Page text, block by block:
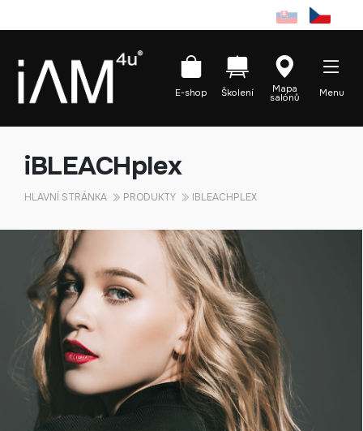
E-shop Školení Mapa
salónů Menu
iBLEACHplex
HLAVNÍ STRÁNKA PRODUKTY IBLEACHPLEX